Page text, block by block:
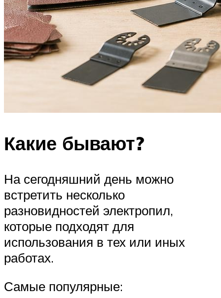
Какие бывают?
На сегодняшний день можно
встретить несколько
разновидностей электропил,
которые подходят для
использования в тех или иных
работах.
Самые популярные: